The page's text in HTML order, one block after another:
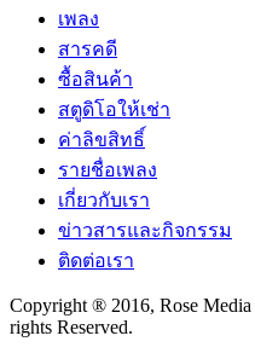
เพลง
สารคดี
ซื้อสินค้า
สตูดิโอให้เช่า
ค่าลิขสิทธิ์
รายชื่อเพลง
เกี่ยวกับเรา
ข่าวสารและกิจกรรม
ติดต่อเรา
Copyright ® 2016, Rose
rights Reserved.